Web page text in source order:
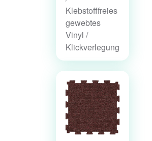
Klebstofffreies
gewebtes
Vinyl /
Klickverlegung